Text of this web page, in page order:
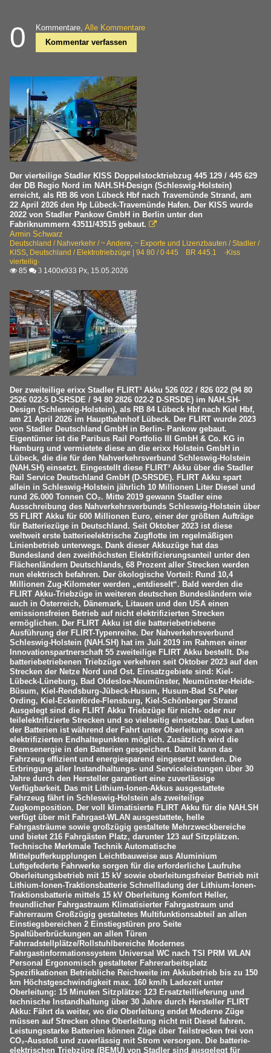
0 Kommentare, Alle Kommentare
Kommentar verfassen
Der vierteilige Stadler KISS Doppelstocktriebzug 445 129 / 445 629
der DB Regio Nord im NAH.SH-Design (Schleswig-Holstein)
erreicht, als RB 86 von Lübeck Hbf nach Travemünde Strand, am
22 April 2026 den Hp Lübeck-Travemünde Hafen. Der KISS wurde
2022 von Stadler Pankow GmbH in Berlin unter den
Fabriknummern 43511/43515 gebaut. 
Armin Schwarz
Deutschland / Nahverkehr / ~ Andere, ~ Exporte und Lizenzbauten / Stadler /
KISS, Deutschland / Elektrotriebzüge | 94 80 / 0 445 BR 445.1 ·Kiss
vierteilig·
 85  3 1400x933 Px, 15.05.2026
Der zweiteilige erixx Stadler FLIRT³ Akku 526 022 / 826 022 (94 80
2526 022-5 D-SRSDE / 94 80 2826 022-2 D-SRSDE) im NAH.SH-
Design (Schleswig-Holstein), als RB 84 Lübeck Hbf nach Kiel Hbf,
am 21 April 2026 im Hauptbahnhof Lübeck. Der FLIRT wurde 2023
von Stadler Deutschland GmbH in Berlin- Pankow gebaut.
Eigentümer ist die Paribus Rail Portfolio III GmbH & Co. KG in
Hamburg und vermietete diese an die erixx Holstein GmbH in
Lübeck, die die für den Nahverkehrsverbund Schleswig-Holstein
(NAH.SH) einsetzt. Eingestellt diese FLIRT³ Akku über die Stadler
Rail Service Deutschland GmbH (D-SRSDE). FLIRT Akku spart
allein in Schleswig-Holstein jährlich 10 Millionen Liter Diesel und
rund 26.000 Tonnen CO₂. Mitte 2019 gewann Stadler eine
Ausschreibung des Nahverkehrsverbunds Schleswig-Holstein über
55 FLIRT Akku für 600 Millionen Euro, einer der größten Aufträge
für Batteriezüge in Deutschland. Seit Oktober 2023 ist diese
weltweit erste batterieelektrische Zugflotte im regelmäßigen
Linienbetrieb unterwegs. Dank dieser Akkuzüge hat das
Bundesland den zweithöchsten Elektrifizierungsanteil unter den
Flächenländern Deutschlands, 68 Prozent aller Strecken werden
nun elektrisch befahren. Der ökologische Vorteil: Rund 10,4
Millionen Zug-Kilometer werden „entdieselt“. Bald werden die
FLIRT Akku-Triebzüge in weiteren deutschen Bundesländern wie
auch in Österreich, Dänemark, Litauen und den USA einen
emissionsfreien Betrieb auf nicht elektrifizierten Strecken
ermöglichen. Der FLIRT Akku ist die batteriebetriebene
Ausführung der FLIRT-Typenreihe. Der Nahverkehrsverbund
Schleswig-Holstein (NAH.SH) hat im Juli 2019 im Rahmen einer
Innovationspartnerschaft 55 zweiteilige FLIRT Akku bestellt. Die
batteriebetriebenen Triebzüge verkehren seit Oktober 2023 auf den
Strecken der Netze Nord und Ost. Einsatzgebiete sind: Kiel-
Lübeck-Lüneburg, Bad Oldesloe-Neumünster, Neumünster-Heide-
Büsum, Kiel-Rendsburg-Jübeck-Husum, Husum-Bad St.Peter
Ording, Kiel-Eckenförde-Flensburg, Kiel-Schönberger Strand
Ausgelegt sind die FLIRT Akku Triebzüge für nicht- oder nur
teilelektrifizierte Strecken und so vielseitig einsetzbar. Das Laden
der Batterien ist während der Fahrt unter Oberleitung sowie an
elektrifizierten Endhaltepunkten möglich. Zusätzlich wird die
Bremsenergie in den Batterien gespeichert. Damit kann das
Fahrzeug effizient und energiesparend eingesetzt werden. Die
Erbringung aller Instandhaltungs- und Serviceleistungen über 30
Jahre durch den Hersteller garantiert eine zuverlässige
Verfügbarkeit. Das mit Lithium-Ionen-Akkus ausgestattete
Fahrzeug fährt in Schleswig-Holstein als zweiteilige
Zugkomposition. Der voll klimatisierte FLIRT Akku für die NAH.SH
verfügt über mit Fahrgast-WLAN ausgestattete, helle
Fahrgasträume sowie großzügig gestaltete Mehrzweckbereiche
und bietet 216 Fahrgästen Platz, darunter 123 auf Sitzplätzen.
Technische Merkmale Technik Automatische
Mittelpufferkupplungen Leichtbauweise aus Aluminium
Luftgefederte Fahrwerke sorgen für die erforderliche Laufruhe
Oberleitungsbetrieb mit 15 kV sowie oberleitungsfreier Betrieb mit
Lithium-Ionen-Traktionsbatterie Schnellladung der Lithium-Ionen-
Traktionsbatterie mittels 15 kV Oberleitung Komfort Heller,
freundlicher Fahrgastraum Klimatisierter Fahrgastraum und
Fahrerraum Großzügig gestaltetes Multifunktionsabteil an allen
Einstiegsbereichen 2 Einstiegstüren pro Seite
Spaltüberbrückungen an allen Türen
Fahrradstellplätze/Rollstuhlbereiche Modernes
Fahrgastinformationssystem Universal WC nach TSI PRM WLAN
Personal Ergonomisch gestalteter Fahrerarbeitsplatz
Spezifikationen Betriebliche Reichweite im Akkubetrieb bis zu 150
km Höchstgeschwindigkeit max. 160 km/h Ladezeit unter
Oberleitung: 15 Minuten Sitzplätze: 123 Ersatzteillieferung und
technische Instandhaltung über 30 Jahre durch Hersteller FLIRT
Akku: Fährt da weiter, wo die Oberleitung endet Moderne Züge
müssen auf Strecken ohne Oberleitung nicht mit Diesel fahren.
Leistungsstarke Batterien können Züge über Teilstrecken frei von
CO₂-Ausstoß und zuverlässig mit Strom versorgen. Die batterie-
elektrischen Triebzüge (BEMU) von Stadler sind ausgelegt für